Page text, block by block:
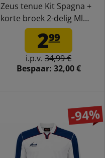
Zeus tenue Kit Spagna +
korte broek 2-delig Ml
wit/blauw299
i.p.v. 34,99 €
Bespaar: 32,00 €
-94%